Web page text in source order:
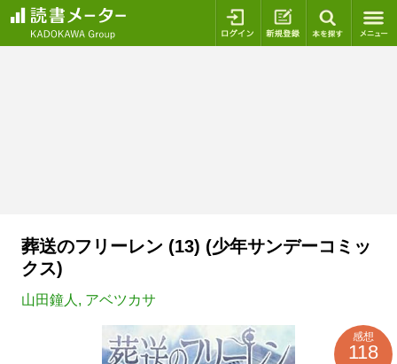
ログイン 新規登録
葬送のフリーレン (13) (少年サンデーコミッ
クス)
山田鐘人 , アベツカサ
感想
118